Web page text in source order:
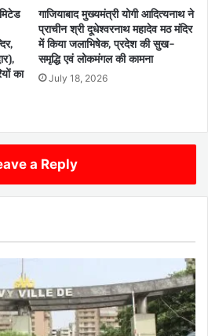
का
गाजियाबाद मुख्यमंत्री योगी आदित्यनाथ ने
प्राचीन श्री दूधेश्वरनाथ महादेव मठ मंदिर
में किया जलाभिषेक, प्रदेश की सुख-
समृद्धि एवं लोकमंगल की कामना
July 18, 2026
a Reply